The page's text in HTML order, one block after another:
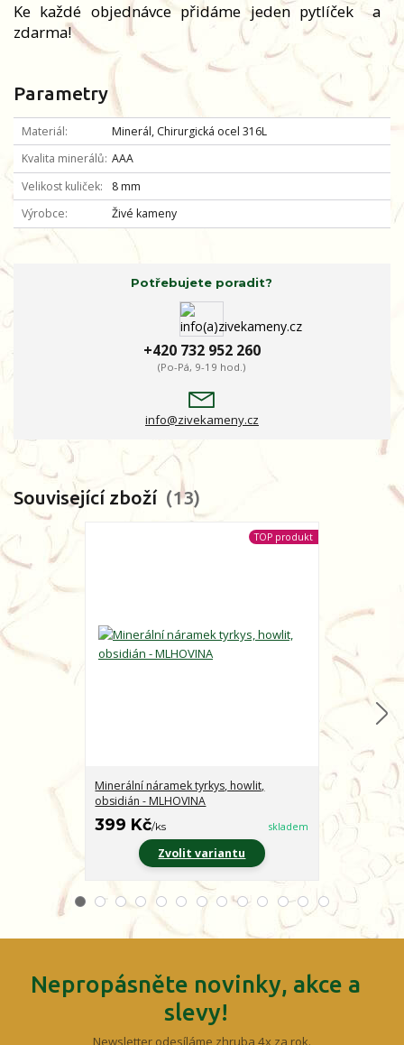
Ke každé objednávce přidáme jeden pytlíček a
zdarma!
Parametry
Materiál
Minerál, Chirurgická ocel 316L
Kvalita minerálů AAA
Velikost kuliček
8 mm
Výrobce
Živé kameny
Potřebujete poradit?
+420 732 952 260
(Po-Pá, 9-19 hod.)
info@zivekameny.cz
Související zboží 13
TOP produkt
Minerální náramek tyrkys, howlit,
obsidián - MLHOVINA
399 Kč/ks skladem
Zvolit variantu
Minerální
CHARAKTER
399 Kč ks
Nepropásněte novinky, akce a
slevy!
Newsletter odesíláme zhruba 4x za rok.